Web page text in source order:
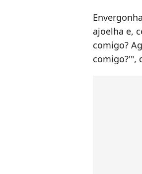
ajoelha e,
comigo?
comigo?'",